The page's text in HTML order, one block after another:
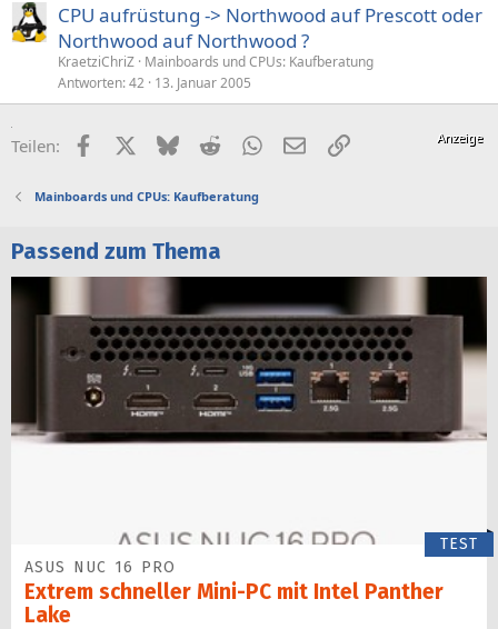
CPU aufrüstung -> Northwood auf Prescott oder
Northwood auf Northwood ?
KraetziChriZ Mainboards und CPUs: Kaufberatung
Antworten 42 13. Januar 2005
Teilen: FacebookX (Twitter)
BlueskyRedditWhatsApp
E-MailLink
Mainboards und CPUs: Kaufberatung
Passend zum Thema
TEST
ASUS NUC 16 PRO
Extrem schneller Mini-PC mit Intel Panther
Lake